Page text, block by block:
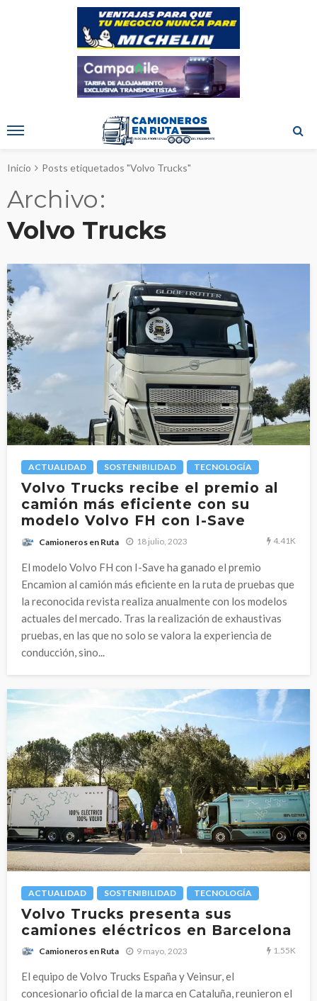
Inicio Posts etiquetados "Volvo Trucks"
Archivo
Volvo Trucks
ACTUALIDAD SOSTENIBILIDAD TECNOLOGÍA
Volvo Trucks recibe el premio al
camión más eficiente con su
modelo Volvo FH con I-Save
Camioneros en Ruta 18 julio, 2023 4.41K
El modelo Volvo FH con I-Save ha ganado el premio
Encamion al camión más eficiente en la ruta de pruebas que
la reconocida revista realiza anualmente con los modelos
actuales del mercado. Tras la realización de exhaustivas
pruebas, en las que no solo se valora la experiencia de
conducción, sino...
ACTUALIDAD SOSTENIBILIDAD TECNOLOGÍA
Volvo Trucks presenta sus
camiones eléctricos en Barcelona
Camioneros en Ruta 9 mayo, 2023 1.55K
El equipo de Volvo Trucks España y Veinsur, el
concesionario oficial de la marca en Cataluña, reunieron el